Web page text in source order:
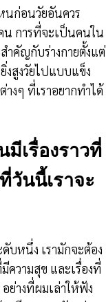
นก่อนวัยอันควร
น การที่จะเป็นคนใน
ำคัญกับร่างกายตั้งแต่
งสูงวัยไปแบบแข็ง
งๆ ที่เราอยากทำได้
เรื่องราวที่
วันนี้เราจะ
บหนึ่ง เรามักจะต้อง
ความสุข และเรื่องที่
ย่างที่ผมเล่าให้ฟัง